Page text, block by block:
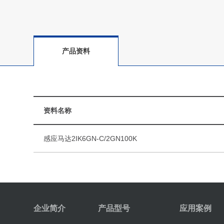
产品资料
资料名称
感应马达2IK6GN-C/2GN100K
企业简介 产品型号 应用案例